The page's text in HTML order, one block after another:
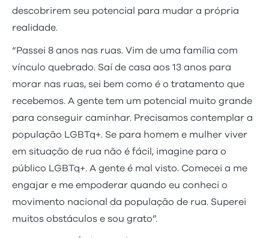
descobrirem seu potencial para mudar a própria
realidade.
“Passei 8 anos nas ruas. Vim de uma família com
vínculo quebrado. Saí de casa aos 13 anos para
morar nas ruas, sei bem como é o tratamento que
recebemos. A gente tem um potencial muito grande
para conseguir caminhar. Precisamos contemplar a
população LGBTq+. Se para homem e mulher viver
em situação de rua não é fácil, imagine para o
público LGBTq+. A gente é mal visto. Comecei a me
engajar e me empoderar quando eu conheci o
movimento nacional da população de rua. Superei
muitos obstáculos e sou grato”.